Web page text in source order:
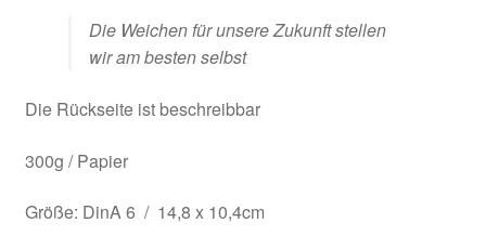
Die Weichen für unsere Zukunft stellen
wir am besten selbst
Die Rückseite ist beschreibbar
300g / Papier
Größe: DinA 6 / 14,8 x 10,4cm